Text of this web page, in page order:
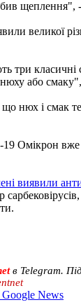
щеплення", -
великої
три класичні
або смаку",
нюх і смак
Омікрон вже
виявили
в Telegram.
News